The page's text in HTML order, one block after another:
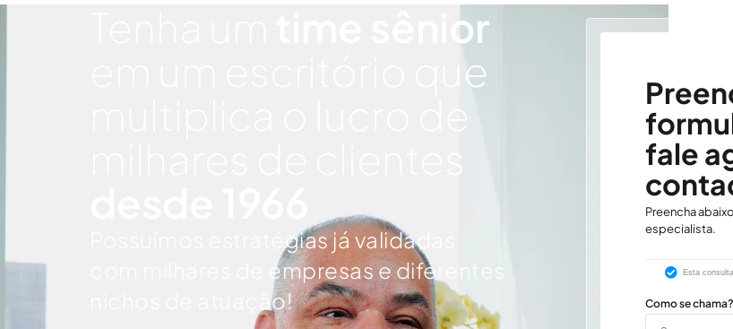
time sênior
em um escritório que
multiplica o lucro de
Possuímos estratégias já validadas
com milhares de empresas e diferentes
nichos de atuação!
fale
Preencha
especialista.
Esta
Como se chama?